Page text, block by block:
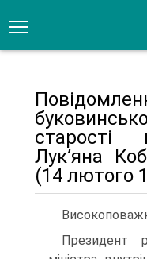
старості
Лук’яна
(14 лютого
Президент